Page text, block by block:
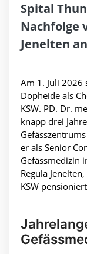
Spital
Nachfolge
Jenelten
Am 1. Juli 2026
Dopheide als
KSW. PD. Dr.
knapp drei
er als Senior
Gefässmedizin
Regula
KSW